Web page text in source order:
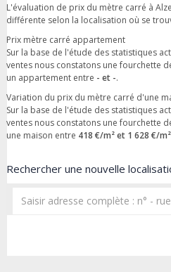
L'évaluation de prix du mètre carré à
différente selon la localisation où se
Prix mètre carré appartement
Sur la base de l'étude des statistiques
ventes nous constatons une fourchette
un appartement entre - et -.
Variation du prix du mètre carré d'une
Sur la base de l'étude des statistiques
ventes nous constatons une fourchette
une maison entre 418 €/m² et 1 628 €/m²
Rechercher une nouvelle